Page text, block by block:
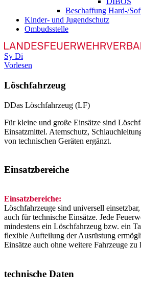
Beschaffung Hard-/
Kinder- und Jugendschutz
Ombudsstelle
Sy Di
Vorlesen
Löschfahrzeug
DDas Löschfahrzeug (LF)
Für kleine und große Einsätze sind
Einsatzmittel. Atemschutz,
von technischen Geräten ergänzt.
Einsatzbereiche
Einsatzbereiche:
Löschfahrzeuge sind universell
auch für technische Einsätze. Jede
mindestens ein Löschfahrzeug bzw. ein
flexible Aufteilung der Ausrüstung
Einsätze auch ohne weitere Fahrzeuge zu
technische Daten